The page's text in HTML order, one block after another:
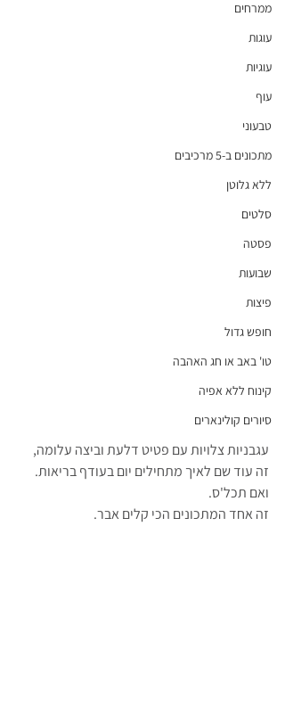
ממרחים
עוגות
עוגיות
עוף
טבעוני
מתכונים ב-5 מרכיבים
ללא גלוטן
סלטים
פסטה
שבועות
פיצות
חופש גדול
טו' באב או חג האהבה
קינוח ללא אפיה
סיורים קולינארים
עגבניות צלויות עם פטיט דלעת וביצה עלומה,
זה עוד שם לאיך מתחילים יום בעודף בריאות.
ואם תכל'ס.
זה אחד המתכונים הכי קלים אבר.